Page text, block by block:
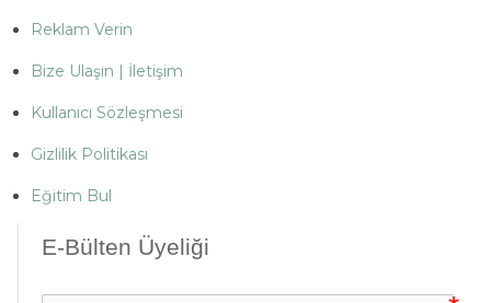
Reklam Verin
Bize Ulaşın | İletişim
Kullanıcı Sözleşmesi
Gizlilik Politikası
Eğitim Bul
E-Bülten Üyeliği